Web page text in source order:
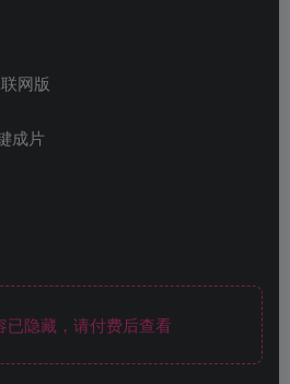
网版
成片
隐藏，请付费后查看